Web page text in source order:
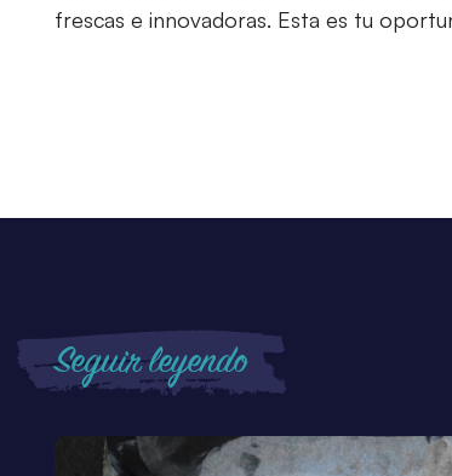
frescas e innovadoras. Esta es tu
Seguir leyendo